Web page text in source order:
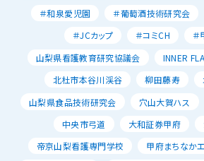
＃和泉愛児園
＃葡萄酒技術研究会
＃JCカップ
＃コミCH
＃
山梨県看護教育研究協議会
INNER
北杜市本谷川渓谷
柳田藤寿
山梨県食品技術研究会
穴山大賀ハス
中央市弓道
大和証券甲府
帝京山梨看護専門学校
甲府まちなか